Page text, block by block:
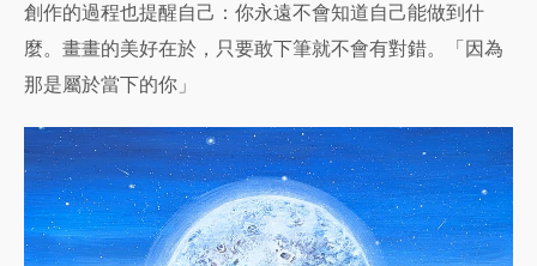
創作的過程也提醒自己：你永遠不會知道自己能做到什
麼。畫畫的美好在於，只要敢下筆就不會有對錯。「因為
那是屬於當下的你」